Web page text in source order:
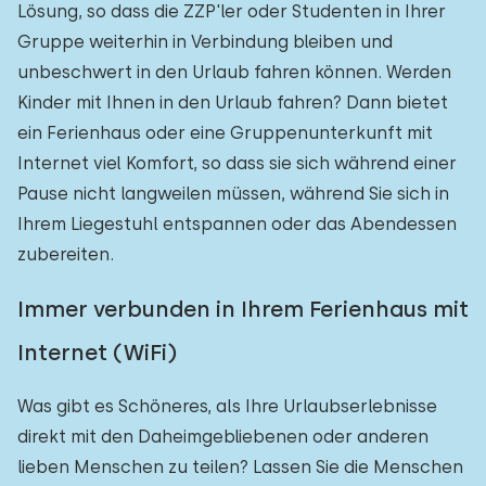
Lösung, so dass die ZZP'ler oder Studenten in Ihrer
Gruppe weiterhin in Verbindung bleiben und
unbeschwert in den Urlaub fahren können. Werden
Kinder mit Ihnen in den Urlaub fahren? Dann bietet
ein Ferienhaus oder eine Gruppenunterkunft mit
Internet viel Komfort, so dass sie sich während einer
Pause nicht langweilen müssen, während Sie sich in
Ihrem Liegestuhl entspannen oder das Abendessen
zubereiten.
Immer verbunden in Ihrem Ferienhaus mit
Internet (WiFi)
Was gibt es Schöneres, als Ihre Urlaubserlebnisse
direkt mit den Daheimgebliebenen oder anderen
lieben Menschen zu teilen? Lassen Sie die Menschen